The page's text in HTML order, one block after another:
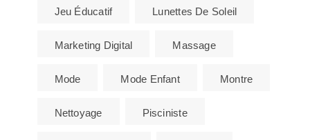
Jeu Éducatif Lunettes De Soleil
Marketing Digital Massage
Mode Mode Enfant Montre
Nettoyage Pisciniste